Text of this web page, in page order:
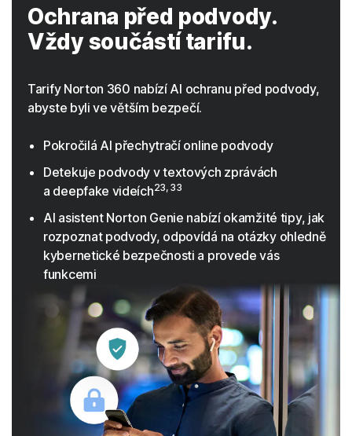
Ochrana před podvody.
Vždy součástí tarifu.
Tarify Norton 360 nabízí AI ochranu před podvody,
abyste byli ve větším bezpečí.
Pokročilá AI přechytračí online podvody
Detekuje podvody v textových zprávách
a deepfake videích23, 33
AI asistent Norton Genie nabízí okamžité tipy, jak
rozpoznat podvody, odpovídá na otázky ohledně
kybernetické bezpečnosti a provede vás
funkcemi